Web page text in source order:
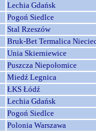
Lechia Gdańsk
Pogoń Siedlce
Stal Rzeszów
Bruk-Bet Termalica
Unia Skierniewice
Puszcza Niepołomice
Miedź Legnica
ŁKS Łódź
Lechia Gdańsk
Pogoń Siedlce
Polonia Warszawa